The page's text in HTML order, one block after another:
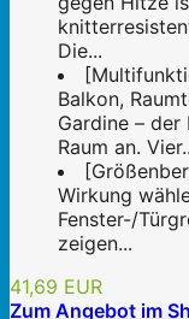
Die...
Balkon,
Gardine – der
Raum an.
Wirkung
Fenster-/
zeigen...
41,69 EUR
Zum Angebot im